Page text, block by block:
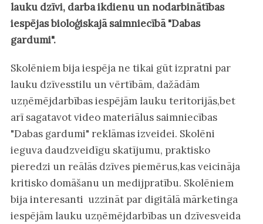
lauku dzīvi, darba ikdienu un nodarbinātības
iespējas bioloģiskajā saimniecībā "Dabas
gardumi".
Skolēniem bija iespēja ne tikai gūt izpratni par
lauku dzīvesstilu un vērtībām, dažādām
uzņēmējdarbības iespējām lauku teritorijās,bet
arī sagatavot video materiālus saimniecības
"Dabas gardumi" reklāmas izveidei. Skolēni
ieguva daudzveidīgu skatījumu, praktisko
pieredzi un reālās dzīves piemērus,kas veicināja
kritisko domāšanu un medijpratību. Skolēniem
bija interesanti uzzināt par digitālā mārketinga
iespējām lauku uzņēmējdarbības un dzīvesveida